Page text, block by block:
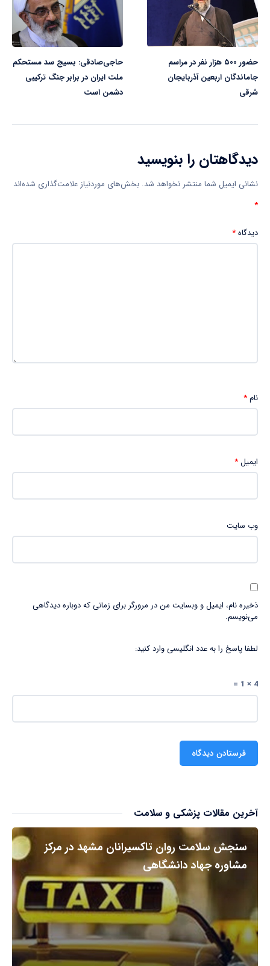
حضور ۵۰۰ هزار نفر در مراسم
جاماندگان اربعین آذربایجان
شرقی
حاجی‌صادقی: بسیج سد مستحکم
ملت ایران در برابر جنگ ترکیبی
دشمن است
دیدگاهتان را بنویسید
نشانی ایمیل شما منتشر نخواهد شد. بخش‌های موردنیاز علامت‌گذاری شده‌اند
*
دیدگاه*
نام*
ایمیل*
وب‌ سایت
ذخیره نام، ایمیل و وبسایت من در مرورگر برای زمانی که دوباره دیدگاهی
می‌نویسم.
لطفا پاسخ را به عدد انگلیسی وارد کنید:
4 × 1 =
آخرین مقالات پزشکی و سلامت
سنجش سلامت روان تاکسیرانان مشهد در مرکز
مشاوره جهاد دانشگاهی